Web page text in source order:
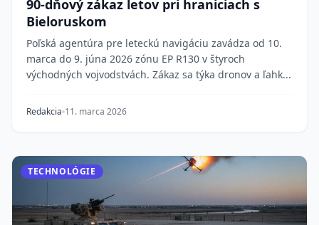
90-dňový zákaz letov pri hraniciach s
Bieloruskom
Poľská agentúra pre leteckú navigáciu zavádza od 10.
marca do 9. júna 2026 zónu EP R130 v štyroch
východných vojvodstvách. Zákaz sa týka dronov a ľahk...
Redakcia 11. marca 2026
TECHNOLÓGIE